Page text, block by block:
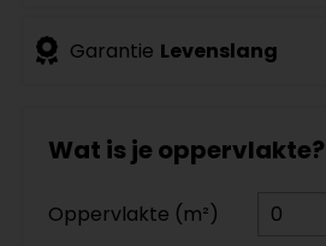
Garantie Levenslang
Wat is je oppervlakte?
Oppervlakte (m²)